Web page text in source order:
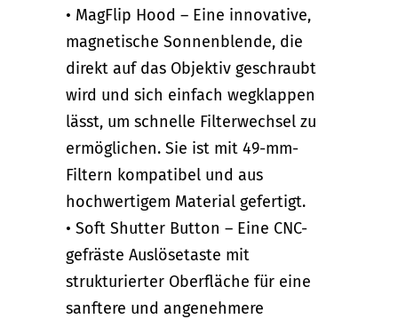
• MagFlip Hood – Eine innovative,
magnetische Sonnenblende, die
direkt auf das Objektiv geschraubt
wird und sich einfach wegklappen
lässt, um schnelle Filterwechsel zu
ermöglichen. Sie ist mit 49-mm-
Filtern kompatibel und aus
hochwertigem Material gefertigt.
• Soft Shutter Button – Eine CNC-
gefräste Auslösetaste mit
strukturierter Oberfläche für eine
sanftere und angenehmere